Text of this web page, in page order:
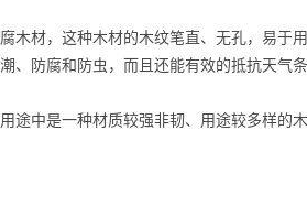
木材，这种木材的木纹笔直、无孔，易
、防腐和防虫，而且还能有效的抵抗天气
途中是一种材质较强非韧、用途较多样